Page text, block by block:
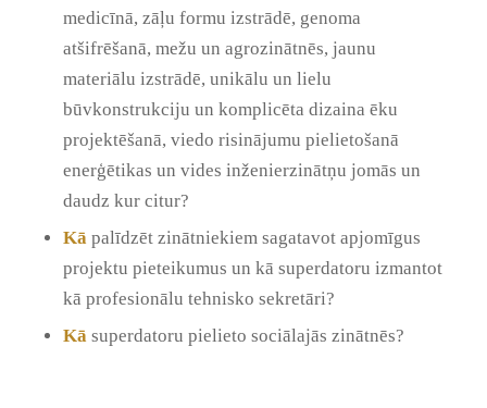
medicīnā, zāļu formu izstrādē, genoma
atšifrēšanā, mežu un agrozinātnēs, jaunu
materiālu izstrādē, unikālu un lielu
būvkonstrukciju un komplicēta dizaina ēku
projektēšanā, viedo risinājumu pielietošanā
enerģētikas un vides inženierzinātņu jomās un
daudz kur citur?
Kāpalīdzēt zinātniekiem sagatavot apjomīgus
projektu pieteikumus un kā superdatoru izmantot
kā profesionālu tehnisko sekretāri?
Kāsuperdatoru pielieto sociālajās zinātnēs?